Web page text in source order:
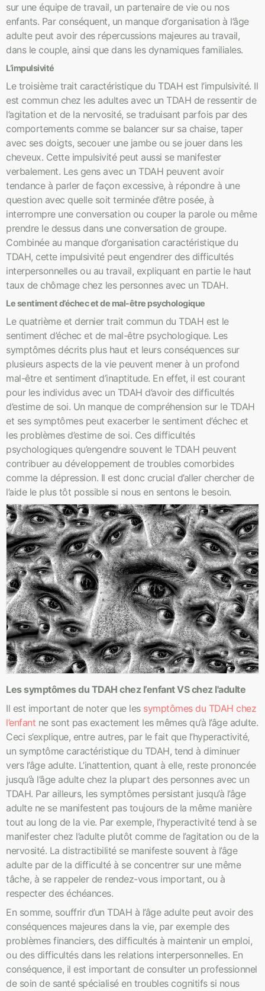
sur une équipe de travail, un partenaire de vie ou nos
enfants. Par conséquent, un manque d’organisation à l’âge
adulte peut avoir des répercussions majeures au travail,
dans le couple, ainsi que dans les dynamiques familiales.
L’impulsivité
Le troisième trait caractéristique du TDAH est l’impulsivité. Il
est commun chez les adultes avec un TDAH de ressentir de
l’agitation et de la nervosité, se traduisant parfois par des
comportements comme se balancer sur sa chaise, taper
avec ses doigts, secouer une jambe ou se jouer dans les
cheveux. Cette impulsivité peut aussi se manifester
verbalement. Les gens avec un TDAH peuvent avoir
tendance à parler de façon excessive, à répondre à une
question avec quelle soit terminée d’être posée, à
interrompre une conversation ou couper la parole ou même
prendre le dessus dans une conversation de groupe.
Combinée au manque d’organisation caractéristique du
TDAH, cette impulsivité peut engendrer des difficultés
interpersonnelles ou au travail, expliquant en partie le haut
taux de chômage chez les personnes avec un TDAH.
Le sentiment d’échec et de mal-être psychologique
Le quatrième et dernier trait commun du TDAH est le
sentiment d’échec et de mal-être psychologique. Les
symptômes décrits plus haut et leurs conséquences sur
plusieurs aspects de la vie peuvent mener à un profond
mal-être et sentiment d’inaptitude. En effet, il est courant
pour les individus avec un TDAH d’avoir des difficultés
d’estime de soi. Un manque de compréhension sur le TDAH
et ses symptômes peut exacerber le sentiment d’échec et
les problèmes d’estime de soi. Ces difficultés
psychologiques qu’engendre souvent le TDAH peuvent
contribuer au développement de troubles comorbides
comme la dépression. Il est donc crucial d’aller chercher de
l’aide le plus tôt possible si nous en sentons le besoin.
Les symptômes du TDAH chez l’enfant VS chez l'adulte
Il est important de noter que les symptômes du TDAH chez
l’enfant ne sont pas exactement les mêmes qu’à l’âge adulte.
Ceci s’explique, entre autres, par le fait que l’hyperactivité,
un symptôme caractéristique du TDAH, tend à diminuer
vers l’âge adulte. L’inattention, quant à elle, reste prononcée
jusqu’à l’âge adulte chez la plupart des personnes avec un
TDAH. Par ailleurs, les symptômes persistant jusqu’à l’âge
adulte ne se manifestent pas toujours de la même manière
tout au long de la vie. Par exemple, l’hyperactivité tend à se
manifester chez l’adulte plutôt comme de l’agitation ou de la
nervosité. La distractibilité se manifeste souvent à l’âge
adulte par de la difficulté à se concentrer sur une même
tâche, à se rappeler de rendez-vous important, ou à
respecter des échéances.
En somme, souffrir d’un TDAH à l’âge adulte peut avoir des
conséquences majeures dans la vie, par exemple des
problèmes financiers, des difficultés à maintenir un emploi,
ou des difficultés dans les relations interpersonnelles. En
conséquence, il est important de consulter un professionnel
de soin de santé spécialisé en troubles cognitifs si nous